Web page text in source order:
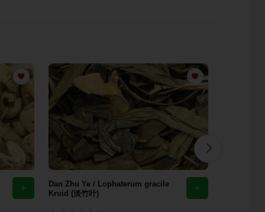
Dan Zhu Ye / Lophaterum gracile
Kruid (淡竹叶)